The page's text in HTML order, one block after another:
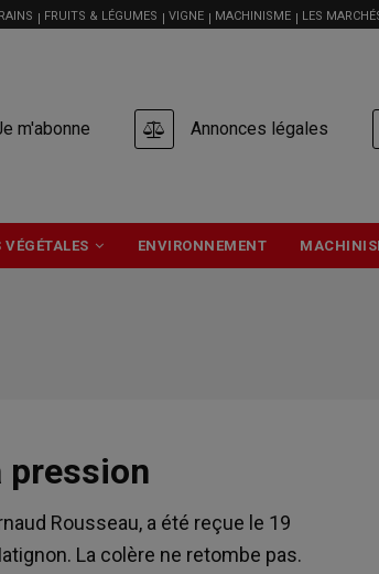
FRUITS & LÉGUMES VIGNE MACHINISME LES
m'abonne Annonces légales
ENVIRONNEMENT
pression
Rousseau, a été reçue le 19
La colère ne retombe pas.